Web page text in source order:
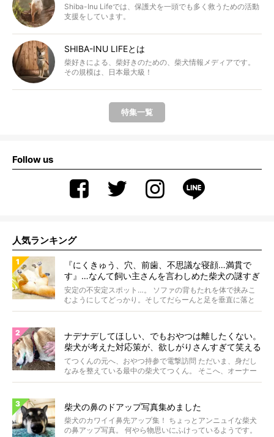
Shiba-Inu Lifeでは、保護犬を一頭でも多く救うための活動
支援をしています。
SHIBA-INU LIFEとは
柴好きによる、柴好きのための、柴犬情報メディアです。
その規模は、日本最大級！
特集一覧
Follow us
人気ランキング
『にくきゅう、穴、前歯、不思議な寝顔…満貫で
す』…なんて飼い主さんを言わしめた柴犬の謎すぎ
る寝相がコチラです。
安定の不安定スポット…。 ソファの背もたれを体で挟みこ
むようにしてどっかり。そしてだらーんと足を垂直に落と
して...
ナデナデしてほしい、でもおやつは離したくない。
柴犬が考えた対応策が、欲しがりさんすぎて笑える
【動画】
てつくんの元へ、おやつ持参で電撃訪問 ただいま、身だし
なみを整えている最中の柴犬てつくん。 そこへ、オーナー
さ...
柴犬の鼻のドアップ写真集めました
柴犬のカワイイ鼻先アップ集！ ちょっとアンニュイな柴犬
の鼻アップ写真。 何やら物思いにふけっているようです。